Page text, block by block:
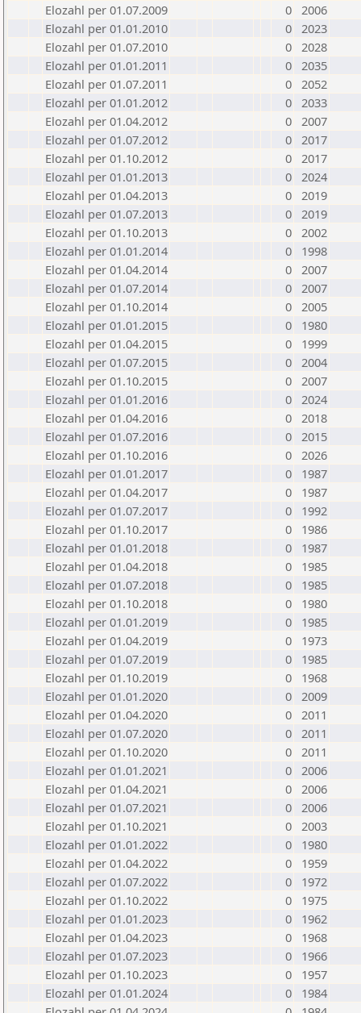
Elozahl per 01.07.2009
0 2006
Elozahl per 01.01.2010
0 2023
Elozahl per 01.07.2010
0 2028
Elozahl per 01.01.2011
0 2035
Elozahl per 01.07.2011
0 2052
Elozahl per 01.01.2012
0 2033
Elozahl per 01.04.2012
0 2007
Elozahl per 01.07.2012
0 2017
Elozahl per 01.10.2012
0 2017
Elozahl per 01.01.2013
0 2024
Elozahl per 01.04.2013
0 2019
Elozahl per 01.07.2013
0 2019
Elozahl per 01.10.2013
0 2002
Elozahl per 01.01.2014
0
1998
Elozahl per 01.04.2014
0 2007
Elozahl per 01.07.2014
0 2007
Elozahl per 01.10.2014
0 2005
Elozahl per 01.01.2015
0
1980
Elozahl per 01.04.2015
0
1999
Elozahl per 01.07.2015
0 2004
Elozahl per 01.10.2015
0 2007
Elozahl per 01.01.2016
0 2024
Elozahl per 01.04.2016
0 2018
Elozahl per 01.07.2016
0 2015
Elozahl per 01.10.2016
0 2026
Elozahl per 01.01.2017
0
1987
Elozahl per 01.04.2017
0
1987
Elozahl per 01.07.2017
0
1992
Elozahl per 01.10.2017
0
1986
Elozahl per 01.01.2018
0
1987
Elozahl per 01.04.2018
0
1985
Elozahl per 01.07.2018
0
1985
Elozahl per 01.10.2018
0
1980
Elozahl per 01.01.2019
0
1985
Elozahl per 01.04.2019
0
1973
Elozahl per 01.07.2019
0
1985
Elozahl per 01.10.2019
0
1968
Elozahl per 01.01.2020
0 2009
Elozahl per 01.04.2020
0 2011
Elozahl per 01.07.2020
0 2011
Elozahl per 01.10.2020
0 2011
Elozahl per 01.01.2021
0 2006
Elozahl per 01.04.2021
0 2006
Elozahl per 01.07.2021
0 2006
Elozahl per 01.10.2021
0 2003
Elozahl per 01.01.2022
0
1980
Elozahl per 01.04.2022
0
1959
Elozahl per 01.07.2022
0
1972
Elozahl per 01.10.2022
0
1975
Elozahl per 01.01.2023
0
1962
Elozahl per 01.04.2023
0
1968
Elozahl per 01.07.2023
0
1966
Elozahl per 01.10.2023
0
1957
Elozahl per 01.01.2024
0
1984